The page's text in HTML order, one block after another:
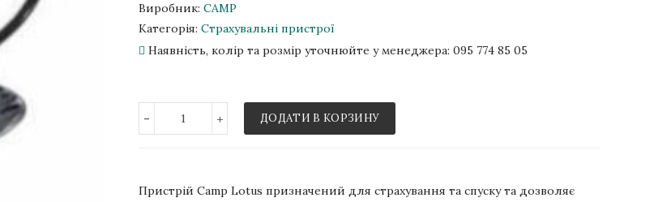
Виробник: CAMP
Категорія: Страхувальні пристрої
Наявність, колір та розмір уточнюйте у менеджера: 095 774 85 05
- + ДОДАТИ В КОРЗИНУ
Пристрій Camp Lotus призначений для страхування та спуску та дозволяє